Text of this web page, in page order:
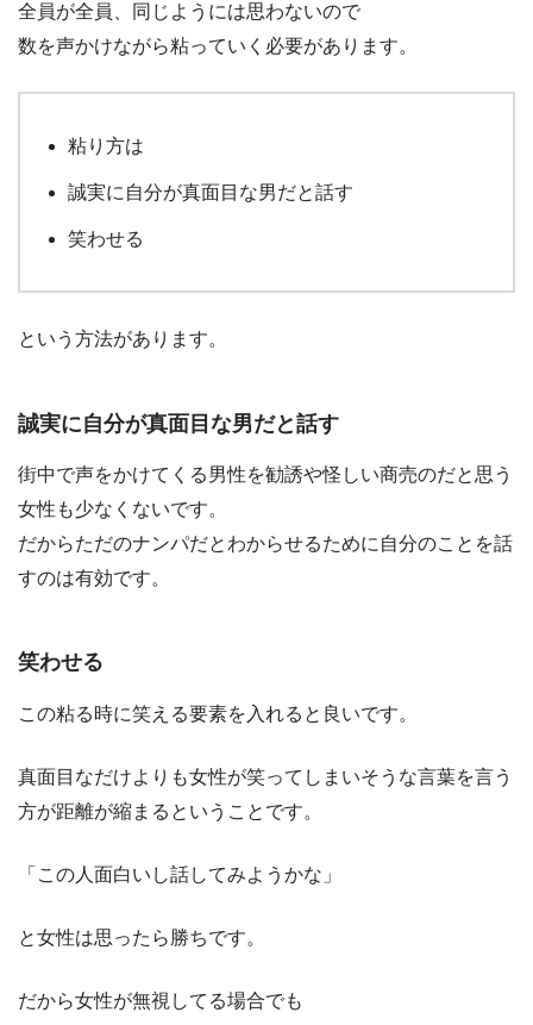
全員が全員、同じようには思わないので
数を声かけながら粘っていく必要があります。
粘り方は
誠実に自分が真面目な男だと話す
笑わせる
という方法があります。
誠実に自分が真面目な男だと話す
街中で声をかけてくる男性を勧誘や怪しい商売のだと思う
女性も少なくないです。
だからただのナンパだとわからせるために自分のことを話
すのは有効です。
笑わせる
この粘る時に笑える要素を入れると良いです。
真面目なだけよりも女性が笑ってしまいそうな言葉を言う
方が距離が縮まるということです。
「この人面白いし話してみようかな」
と女性は思ったら勝ちです。
だから女性が無視してる場合でも